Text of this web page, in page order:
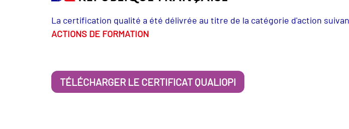
La certification qualité a été délivrée au titre de la catégorie d'action
ACTIONS DE FORMATION
TÉLÉCHARGER LE CERTIFICAT QUALIOPI